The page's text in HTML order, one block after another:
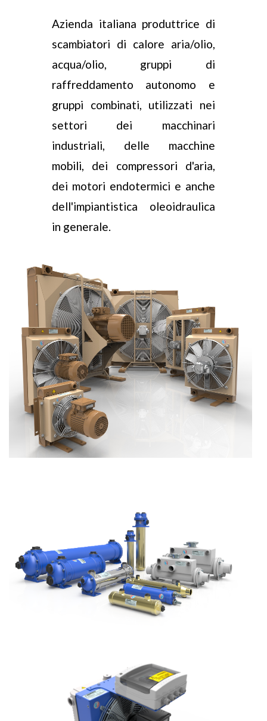
Azienda italiana produttrice di
scambiatori di calore aria/olio,
acqua/olio, gruppi di
raffreddamento autonomo e
gruppi combinati, utilizzati nei
settori dei macchinari
industriali, delle macchine
mobili, dei compressori d'aria,
dei motori endotermici e anche
dell'impiantistica oleoidraulica
in generale.